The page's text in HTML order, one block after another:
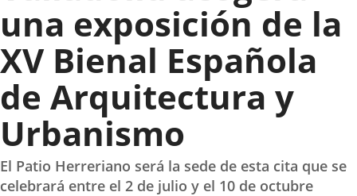
una exposición de la
XV Bienal Española
de Arquitectura y
Urbanismo
El Patio Herreriano será la sede de esta cita que se
celebrará entre el 2 de julio y el 10 de octubre